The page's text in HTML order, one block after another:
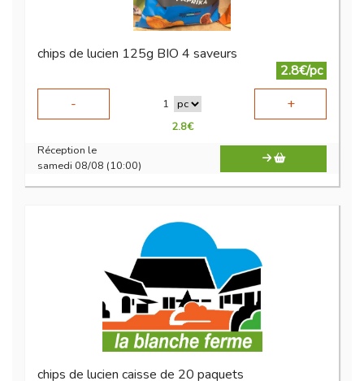
chips de lucien 125g BIO 4 saveurs
2.8€/pc
-
1 +
2.8€
Réception le
samedi 08/08 (10:00)
chips de lucien caisse de 20 paquets